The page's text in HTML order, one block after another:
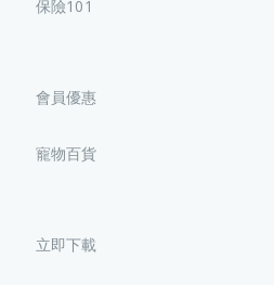
保險101
會員優惠
寵物百貨
立即下載